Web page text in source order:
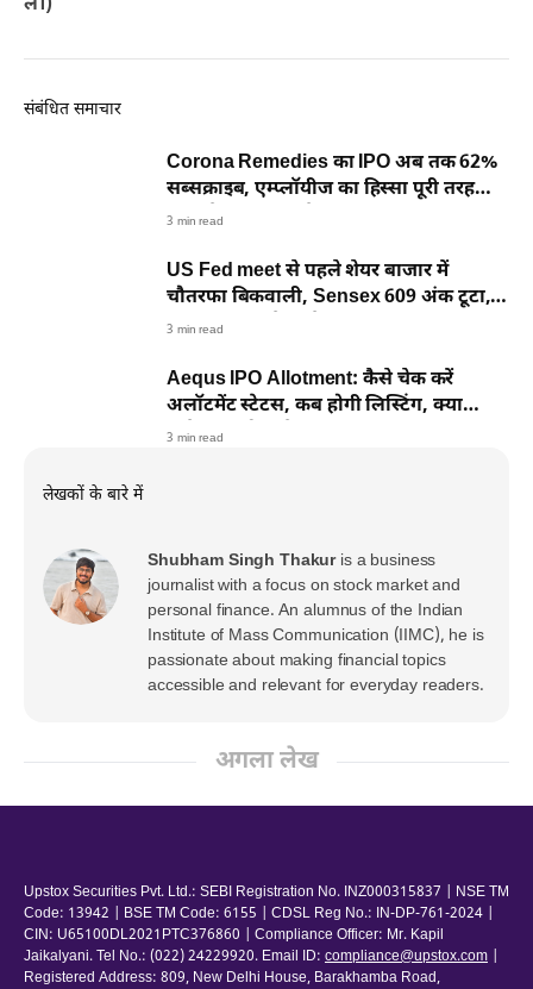
लें।)
संबंधित समाचार
Corona Remedies का IPO अब तक 62%
सब्सक्राइब, एम्प्लॉयीज का हिस्सा पूरी तरह
भरा, चेक करें आंकड़े
3 min read
US Fed meet से पहले शेयर बाजार में
चौतरफा बिकवाली, Sensex 609 अंक टूटा,
Nifty 26000 के नीचे
3 min read
Aequs IPO Allotment: कैसे चेक करें
अलॉटमेंट स्टेटस, कब होगी लिस्टिंग, क्या
निवेशकों को मिलेगा फायदा?
3 min read
लेखकों के बारे में
Shubham Singh Thakur is a business
journalist with a focus on stock market and
personal finance. An alumnus of the Indian
Institute of Mass Communication (IIMC), he is
passionate about making financial topics
accessible and relevant for everyday readers.
अगला लेख
Upstox Securities Pvt. Ltd.: SEBI Registration No. INZ000315837 | NSE TM
Code: 13942 | BSE TM Code: 6155 | CDSL Reg No.: IN-DP-761-2024 |
CIN: U65100DL2021PTC376860 | Compliance Officer: Mr. Kapil
Jaikalyani. Tel No.: (022) 24229920. Email ID: compliance@upstox.com
Registered Address: 809, New Delhi House, Barakhamba Road,